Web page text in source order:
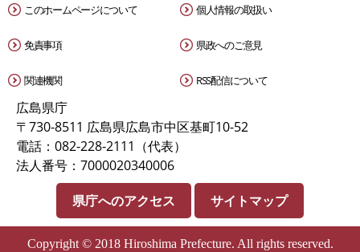
このホームページについて 個人情報の取扱い
免責事項 県政へのご意見
関連機関 RSS配信について
広島県庁
〒730-8511 広島県広島市中区基町10-52
電話：082-228-2111（代表）
法人番号：7000020340006
県庁へのアクセス
サイトマップ
Copyright © 2018 Hiroshima Prefecture. All rights reserved.